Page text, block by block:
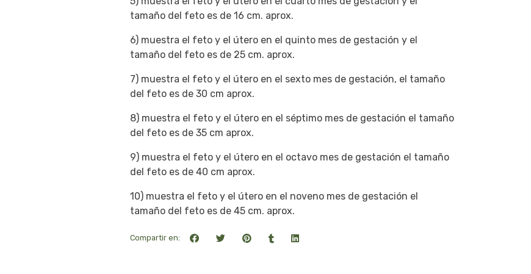
tamaño del feto es de 16 cm. aprox.
6) muestra el feto y el útero en el quinto mes de gestación y el
tamaño del feto es de 25 cm. aprox.
7) muestra el feto y el útero en el sexto mes de gestación, el tamaño
del feto es de 30 cm aprox.
8) muestra el feto y el útero en el séptimo mes de gestación el tamaño
del feto es de 35 cm aprox.
9) muestra el feto y el útero en el octavo mes de gestación el tamaño
del feto es de 40 cm aprox.
10) muestra el feto y el útero en el noveno mes de gestación el
tamaño del feto es de 45 cm. aprox.
Compartir en: